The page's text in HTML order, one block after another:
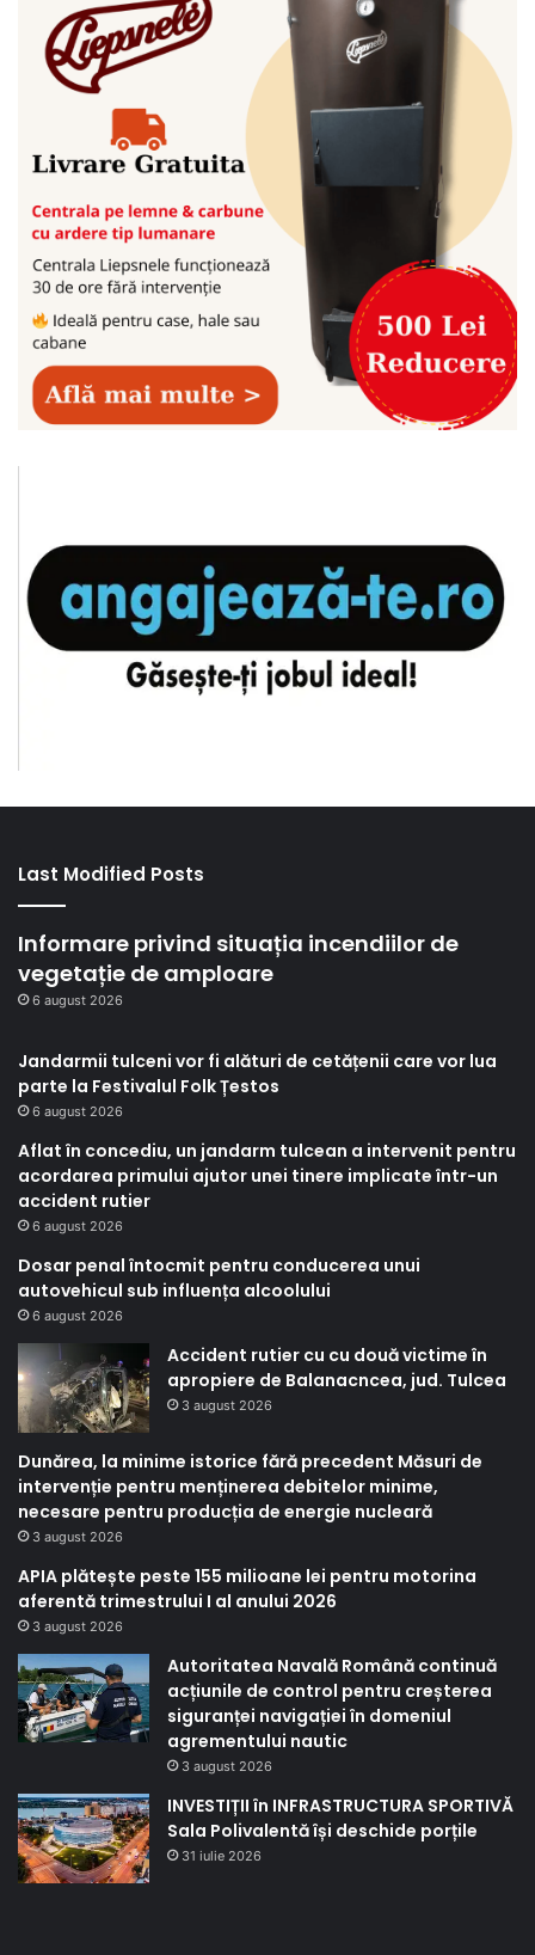
Last Modified Posts
Informare privind situația incendiilor de
vegetație de amploare
6 august 2026
Jandarmii tulceni vor fi alături de cetățenii care vor lua
parte la Festivalul Folk Țestos
6 august 2026
Aflat în concediu, un jandarm tulcean a intervenit pentru
acordarea primului ajutor unei tinere implicate într-un
accident rutier
6 august 2026
Dosar penal întocmit pentru conducerea unui
autovehicul sub influența alcoolului
6 august 2026
Accident rutier cu cu două victime în
apropiere de Balanacncea, jud. Tulcea
3 august 2026
Dunărea, la minime istorice fără precedent Măsuri de
intervenție pentru menținerea debitelor minime,
necesare pentru producția de energie nucleară
3 august 2026
APIA plătește peste 155 milioane lei pentru motorina
aferentă trimestrului I al anului 2026
3 august 2026
Autoritatea Navală Română continuă
acțiunile de control pentru creșterea
siguranței navigației în domeniul
agrementului nautic
3 august 2026
INVESTIȚII în INFRASTRUCTURA SPORTIVĂ
Sala Polivalentă își deschide porțile
31 iulie 2026